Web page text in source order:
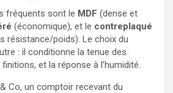
fréquents sont le MDF (dense et
(économique), et le contreplaqué
résistance/poids). Le choix du
: il conditionne la tenue des
et la réponse à l’humidité.
Co, un comptoir recevant du